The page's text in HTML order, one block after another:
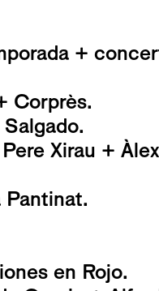
+
Corprès.
Xirau + Àlex
en Rojo.